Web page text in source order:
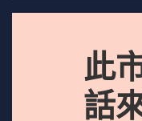
此
話